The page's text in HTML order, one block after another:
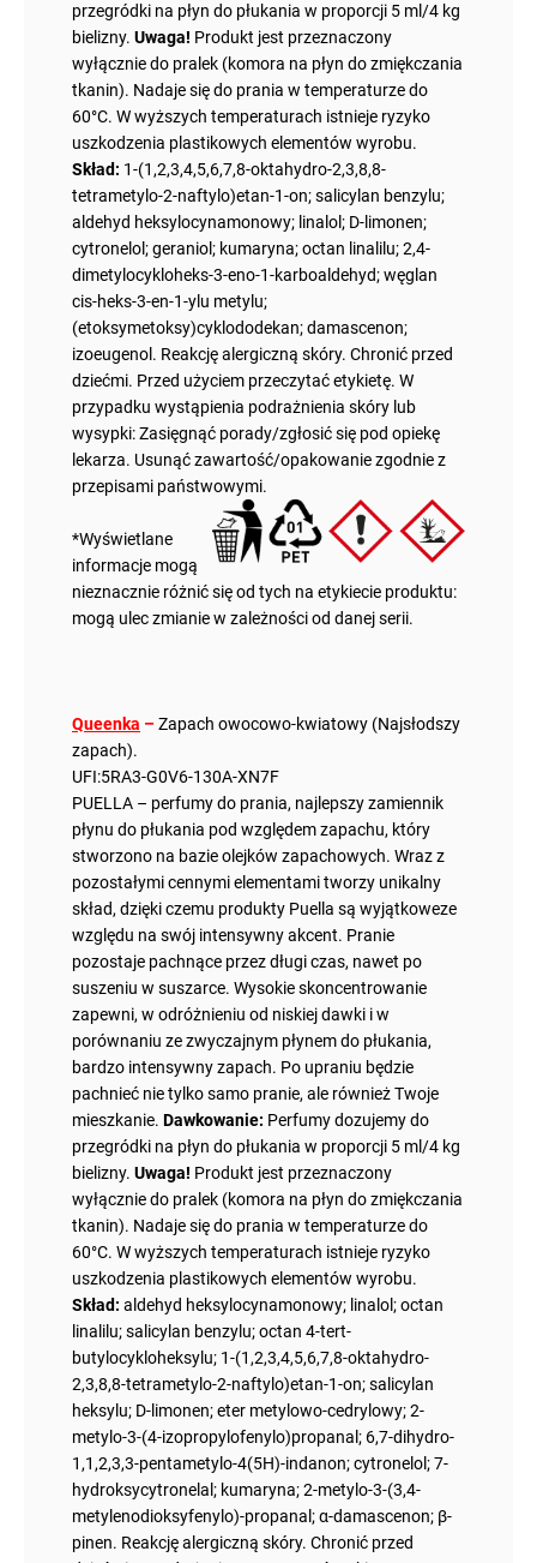
przegródki na płyn do płukania w proporcji 5 ml/4 kg
bielizny. Uwaga! Produkt jest przeznaczony
wyłącznie do pralek (komora na płyn do zmiękczania
tkanin). Nadaje się do prania w temperaturze do
60°C. W wyższych temperaturach istnieje ryzyko
uszkodzenia plastikowych elementów wyrobu.
Skład: 1-(1,2,3,4,5,6,7,8-oktahydro-2,3,8,8-
tetrametylo-2-naftylo)etan-1-on; salicylan benzylu;
aldehyd heksylocynamonowy; linalol; D-limonen;
cytronelol; geraniol; kumaryna; octan linalilu; 2,4-
dimetylocykloheks-3-eno-1-karboaldehyd; węglan
cis-heks-3-en-1-ylu metylu;
(etoksymetoksy)cyklododekan; damascenon;
izoeugenol. Reakcję alergiczną skóry. Chronić przed
dziećmi. Przed użyciem przeczytać etykietę. W
przypadku wystąpienia podrażnienia skóry lub
wysypki: Zasięgnąć porady/zgłosić się pod opiekę
lekarza. Usunąć zawartość/opakowanie zgodnie z
przepisami państwowymi.
*Wyświetlane
informacje mogą
nieznacznie różnić się od tych na etykiecie produktu:
mogą ulec zmianie w zależności od danej serii.
Queenka –Zapach owocowo-kwiatowy (Najsłodszy
zapach).
UFI:5RA3-G0V6-130A-XN7F
PUELLA – perfumy do prania, najlepszy zamiennik
płynu do płukania pod względem zapachu, który
stworzono na bazie olejków zapachowych. Wraz z
pozostałymi cennymi elementami tworzy unikalny
skład, dzięki czemu produkty Puella są wyjątkoweze
względu na swój intensywny akcent. Pranie
pozostaje pachnące przez długi czas, nawet po
suszeniu w suszarce. Wysokie skoncentrowanie
zapewni, w odróżnieniu od niskiej dawki i w
porównaniu ze zwyczajnym płynem do płukania,
bardzo intensywny zapach. Po upraniu będzie
pachnieć nie tylko samo pranie, ale również Twoje
mieszkanie. Dawkowanie: Perfumy dozujemy do
przegródki na płyn do płukania w proporcji 5 ml/4 kg
bielizny. Uwaga! Produkt jest przeznaczony
wyłącznie do pralek (komora na płyn do zmiękczania
tkanin). Nadaje się do prania w temperaturze do
60°C. W wyższych temperaturach istnieje ryzyko
uszkodzenia plastikowych elementów wyrobu.
Skład: aldehyd heksylocynamonowy; linalol; octan
linalilu; salicylan benzylu; octan 4-tert-
butylocykloheksylu; 1-(1,2,3,4,5,6,7,8-oktahydro-
2,3,8,8-tetrametylo-2-naftylo)etan-1-on; salicylan
heksylu; D-limonen; eter metylowo-cedrylowy; 2-
metylo-3-(4-izopropylofenylo)propanal; 6,7-dihydro-
1,1,2,3,3-pentametylo-4(5H)-indanon; cytronelol; 7-
hydroksycytronelal; kumaryna; 2-metylo-3-(3,4-
metylenodioksyfenylo)-propanal; α-damascenon; β-
pinen. Reakcję alergiczną skóry. Chronić przed